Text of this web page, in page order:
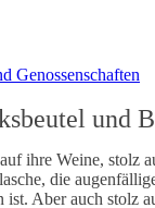
Genossenschaften
und
ihre Weine, stolz
die
Aber auch stolz